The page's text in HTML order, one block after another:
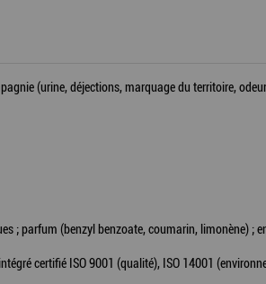
(urine, déjections, marquage du territoire,
; parfum (benzyl benzoate, coumarin, limonène)
certifié ISO 9001 (qualité), ISO 14001